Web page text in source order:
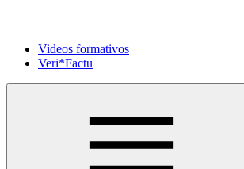
Videos formativos
Veri*Factu